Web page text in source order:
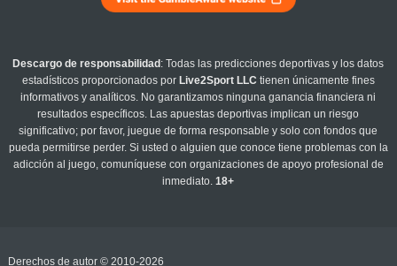
Descargo de responsabilidad : Todas las predicciones deportivas y los datos
estadísticos proporcionados por Live2Sport LLC tienen únicamente fines
informativos y analíticos. No garantizamos ninguna ganancia financiera ni
resultados específicos. Las apuestas deportivas implican un riesgo
significativo; por favor, juegue de forma responsable y solo con fondos que
pueda permitirse perder. Si usted o alguien que conoce tiene problemas con la
adicción al juego, comuníquese con organizaciones de apoyo profesional de
inmediato.18+
Derechos de autor © 2010-2026